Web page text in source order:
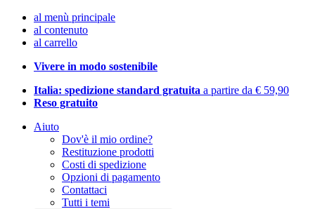
al menù principale
al contenuto
al carrello
Vivere in modo sostenibile
Italia: spedizione standard gratuita a partire da € 59,90
Reso gratuito
Aiuto
Dov'è il mio ordine?
Restituzione prodotti
Costi di spedizione
Opzioni di pagamento
Contattaci
Tutti i temi